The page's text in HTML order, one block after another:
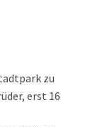
zu
erst 16